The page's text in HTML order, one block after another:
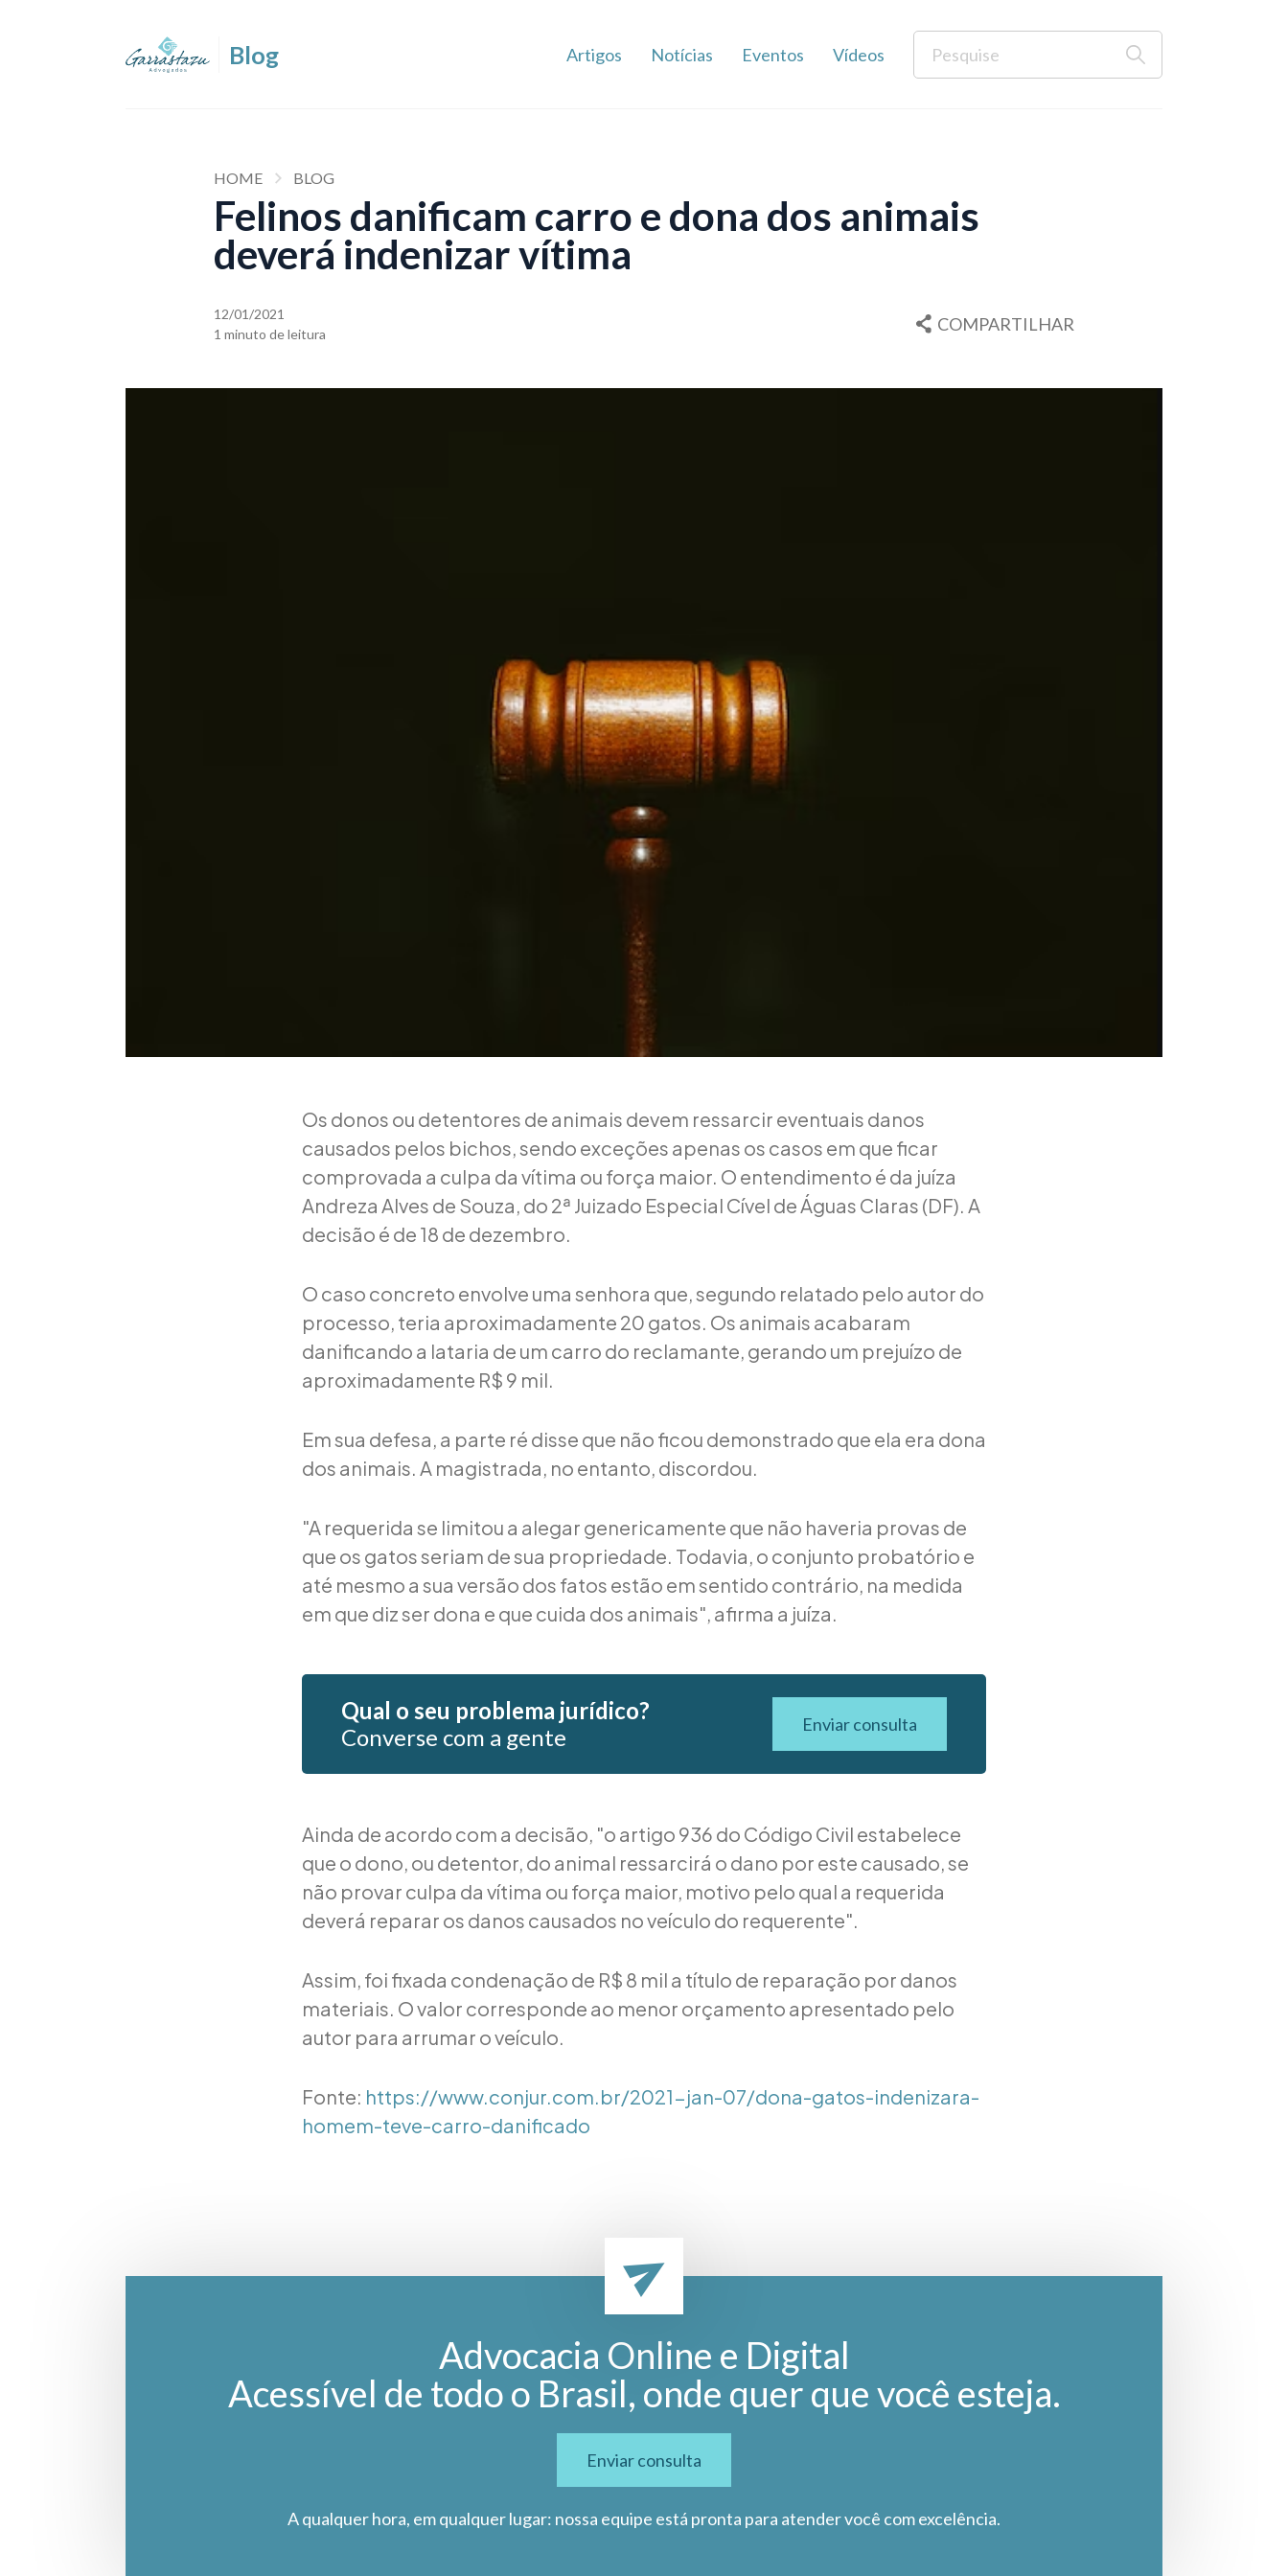
Artigos Notícias Eventos Vídeos
HOME BLOG
Felinos danificam carro e dona dos animais
deverá indenizar vítima
12/01/2021
1 minuto de leitura
COMPARTILHAR
Os donos ou detentores de animais devem ressarcir eventuais danos
causados pelos bichos, sendo exceções apenas os casos em que ficar
comprovada a culpa da vítima ou força maior. O entendimento é da juíza
Andreza Alves de Souza, do 2ª Juizado Especial Cível de Águas Claras (DF). A
decisão é de 18 de dezembro.
O caso concreto envolve uma senhora que, segundo relatado pelo autor do
processo, teria aproximadamente 20 gatos. Os animais acabaram
danificando a lataria de um carro do reclamante, gerando um prejuízo de
aproximadamente R$ 9 mil.
Em sua defesa, a parte ré disse que não ficou demonstrado que ela era dona
dos animais. A magistrada, no entanto, discordou.
"A requerida se limitou a alegar genericamente que não haveria provas de
que os gatos seriam de sua propriedade. Todavia, o conjunto probatório e
até mesmo a sua versão dos fatos estão em sentido contrário, na medida
em que diz ser dona e que cuida dos animais", afirma a juíza.
Qual o seu problema jurídico?
Converse com a gente
Enviar consulta
Ainda de acordo com a decisão, "o artigo 936 do Código Civil estabelece
que o dono, ou detentor, do animal ressarcirá o dano por este causado, se
não provar culpa da vítima ou força maior, motivo pelo qual a requerida
deverá reparar os danos causados no veículo do requerente".
Assim, foi fixada condenação de R$ 8 mil a título de reparação por danos
materiais. O valor corresponde ao menor orçamento apresentado pelo
autor para arrumar o veículo.
Fonte: https://www.conjur.com.br/2021-jan-07/dona-gatos-indenizara-
homem-teve-carro-danificado
Advocacia Online e Digital
Acessível de todo o Brasil, onde quer que você esteja.
Enviar consulta
A qualquer hora, em qualquer lugar: nossa equipe está pronta para atender você com excelência.